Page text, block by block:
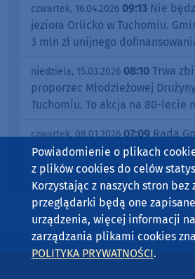
czwartek, 16.04.2026 09:13 Nie
jeziora Orlicko w Tuchomiu.
3 mln zł unijnego
niedziela, 15.03.2026 08:10 Trwa
proporzec Młodzieżowej
Tuchomiu. To akcja na 80-lecie
czwartek, 08.01.2026 07:09 Rada
uchwaliła budżet. Samorząd
milionowe inwestycje
Powiadomienie o plikach
z plików cookies do celów
Korzystając z naszych stron
przeglądarki będą one
urządzenia, więcej informacji
zarządzania plikami cookies
POLITYKA PRYWATNOŚCI.